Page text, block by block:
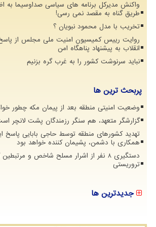
واکنش مدیرکل برنامه های سیاسی صداوسیما به
طریق گناه به مقصد نمی رسی!
تخریب با مدل محمود نبویان ؟
روایت رییس کمیسیون امنیت ملی مجلس از
انقلاب به پیشنهاد پناهگاه امن
نباید سرنوشت کشور را به غرب گره بزنیم
پربحث ترین ها
وضعیت امنیتی منطقه بعد از پیمان مکه چطور
گزارشگر متعهد، هم سنگر رزمندگان پشت لانچر
تهدید کشورهای منطقه توسط حاجی بابایی پاسخ
همکاری با دشمن، پشیمان کننده خواهد بود
دستگیری 8 نفر از اشرار مسلح شاخص و
تروریستی
جدیدترین ها